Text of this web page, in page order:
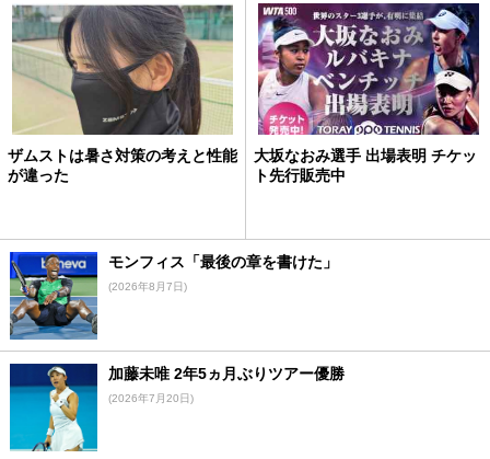
ザムストは暑さ対策の考えと性能
が違った
大坂なおみ選手 出場表明 チケッ
ト先行販売中
モンフィス「最後の章を書けた」
(2026年8月7日)
加藤未唯 2年5ヵ月ぶりツアー優勝
(2026年7月20日)